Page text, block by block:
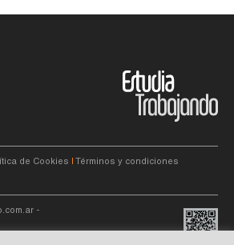
de Cookies Términos y condiciones
-